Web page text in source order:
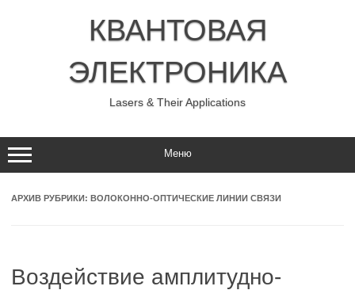
КВАНТОВАЯ
ЭЛЕКТРОНИКА
Lasers & Their Applications
Меню
АРХИВ РУБРИКИ: ВОЛОКОННО-ОПТИЧЕСКИЕ ЛИНИИ СВЯЗИ
Воздействие амплитудно-